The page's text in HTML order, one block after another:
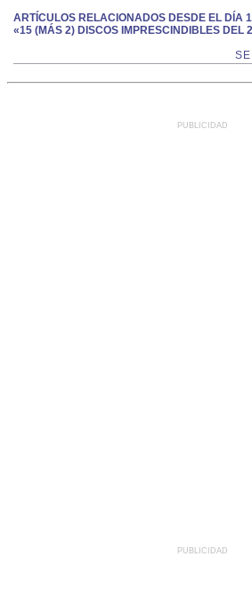
ARTÍCULOS RELACIONADOS DESDE EL DÍA
«15 (MÁS 2) DISCOS IMPRESCINDIBLES DEL
PUBLICIDAD
PUBLICIDAD